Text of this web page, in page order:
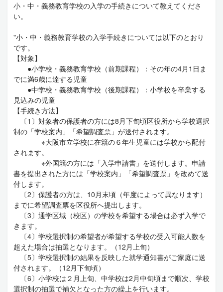
小・中・義務教育学校の入学の手続きについて教えてくださ
い。
"小・中・義務教育学校の入学手続きについては以下のとおり
です。
【対象】
●小学校・義務教育学校（前期課程）：その年の4月1日ま
でに満6歳に達する児童
●中学校・義務教育学校（後期課程）：小学校を卒業する
見込みの児童
【手続き方法】
〔1〕対象者の保護者の方には8月下旬頃区役所から学校選択
制の「学校案内」「希望調査票」が送付されます。
※大阪市立学校に在籍の６年生児童には学校から配付
されます。
※外国籍の方には「入学申請書」を送付します。申請
書を提出された方には「学校案内」「希望調査票」を改めて送
付します。
〔2〕保護者の方は、10月末頃（年度によって異なります）
までに希望調査票を区役所へ提出します。
〔3〕通学区域（校区）の学校を希望する場合は必ず入学で
きます。
〔4〕学校選択制の希望者が希望する学校の受入可能人数を
超えた場合は抽選となります。（12月上旬）
〔5〕学校選択制の結果を反映した就学通知書がご家庭に送
付されます。（12月下旬頃）
〔6〕小学校は２月上旬、中学校は2月中旬頃まで順次、学校
選択制の抽選で補欠となった方の繰上を行います。